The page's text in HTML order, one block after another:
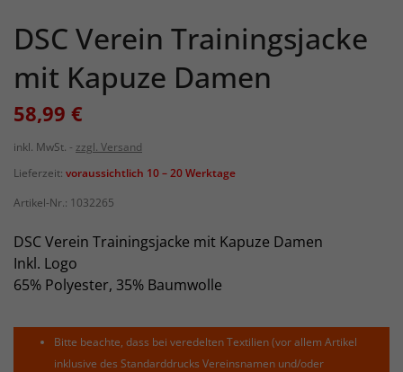
DSC Verein Trainingsjacke
mit Kapuze Damen
58,99 €
inkl. MwSt.
zzgl. Versand
Lieferzeit: voraussichtlich 10 – 20 Werktage
Artikel-Nr.: 1032265
DSC Verein Trainingsjacke mit Kapuze Damen
Inkl. Logo
65% Polyester, 35% Baumwolle
Bitte beachte, dass bei veredelten Textilien (vor allem Artikel
inklusive des Standarddrucks Vereinsnamen und/oder